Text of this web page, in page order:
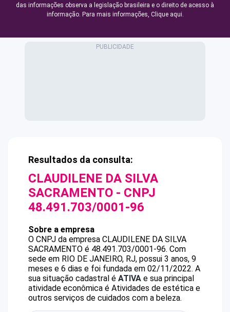
das informações observa a legislação brasileira e o direito de acesso à
informação. Para mais informações, Clique aqui.
Resultados da consulta:
CLAUDILENE DA SILVA
SACRAMENTO - CNPJ
48.491.703/0001-96
Sobre a empresa
O CNPJ da empresa CLAUDILENE DA SILVA
SACRAMENTO é 48.491.703/0001-96. Com
sede em RIO DE JANEIRO, RJ, possui 3 anos, 9
meses e 6 dias e foi fundada em 02/11/2022. A
sua situação cadastral é ATIVA e sua principal
atividade econômica é Atividades de estética e
outros serviços de cuidados com a beleza.